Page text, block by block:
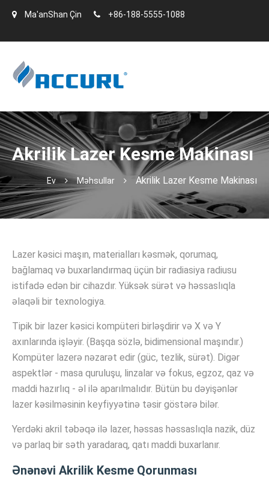
Ma'anShan Çin +86-188-5555-1088
Akrilik Lazer Kesme Makinası
Ev Məhsullar Akrilik Lazer Kesme Makinası
Lazer kəsici maşın, materialları kəsmək, qorumaq,
bağlamaq və buxarlandırmaq üçün bir radiasiya radiusu
istifadə edən bir cihazdır. Yüksək sürət və həssaslıqla
əlaqəli bir texnologiya.
Tipik bir lazer kəsici kompüteri birləşdirir və X və Y
axınlarında işləyir. (Başqa sözlə, bidimensional maşındır.)
Kompüter lazerə nəzarət edir (güc, tezlik, sürət). Digər
aspektlər - masa quruluşu, linzalar və fokus, egzoz, qaz və
maddi hazırlıq - əl ilə aparılmalıdır. Bütün bu dəyişənlər
lazer kəsilməsinin keyfiyyətinə təsir göstərə bilər.
Yerdəki akril təbəqə ilə lazer, həssas həssaslıqla nazik, düz
və parlaq bir səth yaradaraq, qatı maddi buxarlanır.
Ənənəvi Akrilik Kesme Qorunması